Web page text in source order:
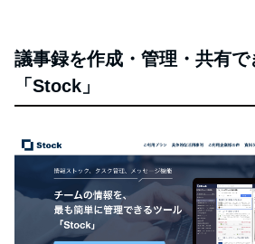
議事録を作成・管理・共有で
「Stock」